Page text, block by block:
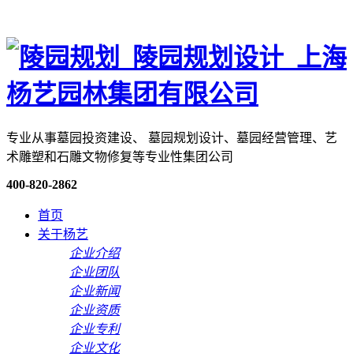
专业从事墓园投资建设、 墓园规划设计、墓园经营管理、艺
术雕塑和石雕文物修复等专业性集团公司
400-820-2862
首页
关于杨艺
企业介绍
企业团队
企业新闻
企业资质
企业专利
企业文化